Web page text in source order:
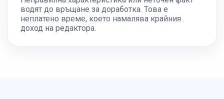
водят до връщане за доработка. Това е
неплатено време, което намалява крайния
доход на редактора.